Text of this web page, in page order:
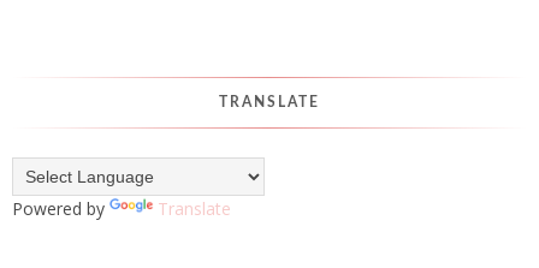
TRANSLATE
Powered by Translate